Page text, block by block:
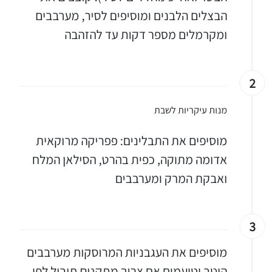
הבצלים הלבנים ומוסיפים לסיר, מערבבים
ומקרמלים מספר דקות עד להזהבה
2
מנות עיקריות לשבת
מוסיפים את התבלינים: פפריקה מרוקאית
אדומה מתוקה, כפית בהרט, הסילאן המלח
ואבקת המרק ומערבבים
3
מוסיפים את העגבניות המרוסקות מערבבים